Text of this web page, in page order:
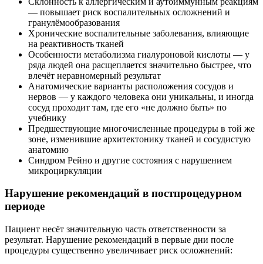
— повышает риск воспалительных осложнений и
гранулёмообразования
Хронические воспалительные заболевания, влияющие
на реактивность тканей
Особенности метаболизма гиалуроновой кислоты — у
ряда людей она расщепляется значительно быстрее, что
влечёт неравномерный результат
Анатомические варианты расположения сосудов и
нервов — у каждого человека они уникальны, и иногда
сосуд проходит там, где его «не должно быть» по
учебнику
Предшествующие многочисленные процедуры в той же
зоне, изменившие архитектонику тканей и сосудистую
анатомию
Синдром Рейно и другие состояния с нарушением
микроциркуляции
Нарушение рекомендаций в постпроцедурном
периоде
Пациент несёт значительную часть ответственности за
результат. Нарушение рекомендаций в первые дни после
процедуры существенно увеличивает риск осложнений: